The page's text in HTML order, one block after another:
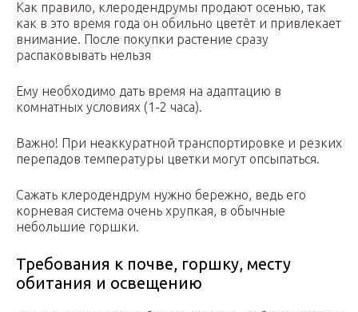
Как правило, клеродендрумы продают осенью, так
как в это время года он обильно цветёт и привлекает
внимание. После покупки растение сразу
распаковывать нельзя
Ему необходимо дать время на адаптацию в
комнатных условиях (1-2 часа).
Важно! При неаккуратной транспортировке и резких
перепадов температуры цветки могут опсыпаться.
Сажать клеродендрум нужно бережно, ведь его
корневая система очень хрупкая, в обычные
небольшие горшки.
Требования к почве, горшку, месту
обитания и освещению